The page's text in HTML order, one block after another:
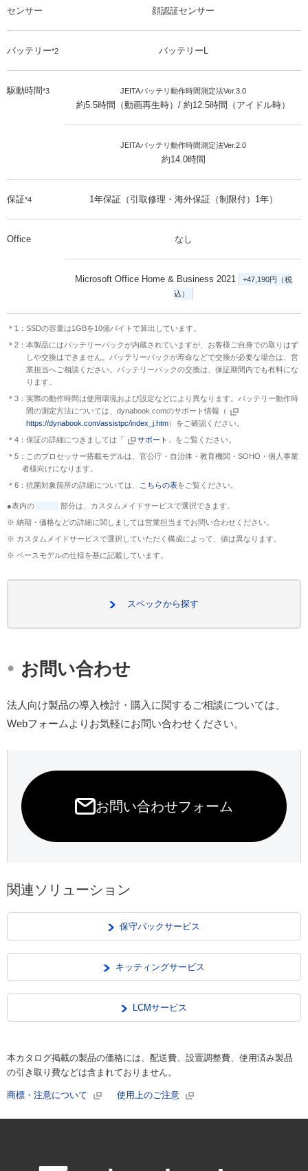
センサー 顔認証センサー
バッテリー*2 バッテリーL
駆動時間*3 JEITAバッテリ動作時間測定法Ver.3.0
約5.5時間（動画再生時）/ 約12.5時間（アイドル時）
JEITAバッテリ動作時間測定法Ver.2.0
約14.0時間
保証*4 1年保証（引取修理・海外保証（制限付）1年）
Office なし
Microsoft Office Home & Business 2021
+47,190円（税
込）
＊1：SSDの容量は1GBを10億バイトで算出しています。
＊2：本製品にはバッテリーパックが内蔵されていますが、お客様ご自身での取りはず
しや交換はできません。バッテリーパックが寿命などで交換が必要な場合は、営
業担当へご相談ください。バッテリーパックの交換は、保証期間内でも有料にな
ります。
＊3：実際の動作時間は使用環境および設定などにより異なります。バッテリー動作時
間の測定方法については、dynabook.comのサポート情報（
https://dynabook.com/assistpc/index_j.htm）をご確認ください。
＊4：保証の詳細につきましては「
サポート 」をご覧ください。
＊5：このプロセッサー搭載モデルは、官公庁・自治体・教育機関・SOHO・個人事業
者様向けになります。
＊6：抗菌対象箇所の詳細については、
こちらの表をご覧ください。
●表内の
部分は、カスタムメイドサービスで選択できます。
※ 納期・価格などの詳細に関しましては営業担当までお問い合わせください。
※ カスタムメイドサービスで選択していただく構成によって、値は異なります。
※ ベースモデルの仕様を基に記載しています。
スペックから探す
お問い合わせ
法人向け製品の導入検討・購入に関するご相談については、
Webフォームよりお気軽にお問い合わせください。
お問い合わせフォーム
関連ソリューション
保守パックサービス
キッティングサービス
LCMサービス
本カタログ掲載の製品の価格には、配送費、設置調整費、使用済み製品
の引き取り費などは含まれておりません。
商標・注意について 使用上のご注意